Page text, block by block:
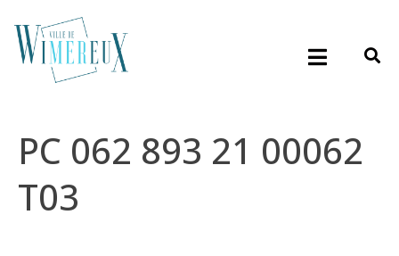
PC 062 893 21 00062
T03